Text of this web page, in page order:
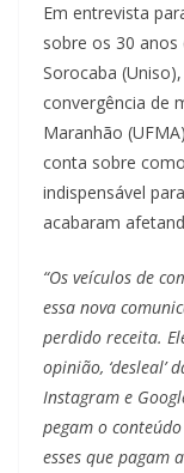
Em entrevista
sobre os 30 anos
Sorocaba
convergência de
Maranhão
conta sobre
indispensável
acabaram
“Os veículos de
essa nova
perdido receita.
opinião, ‘desleal’
Instagram e
pegam o
esses que pagam